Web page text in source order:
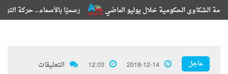
رسميًا بالأسماء.. حركة الترقيات
الحكومية خلال يوليو الماضي
عاجل 2018-12-14
12:03 التعليقات